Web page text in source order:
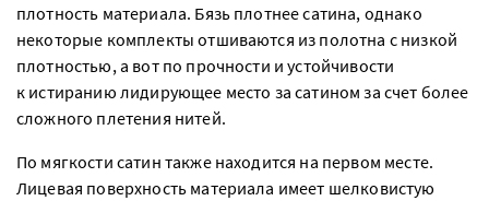
плотность материала. Бязь плотнее сатина, однако
некоторые комплекты отшиваются из полотна с низкой
плотностью, а вот по прочности и устойчивости
к истиранию лидирующее место за сатином за счет более
сложного плетения нитей.
По мягкости сатин также находится на первом месте.
Лицевая поверхность материала имеет шелковистую